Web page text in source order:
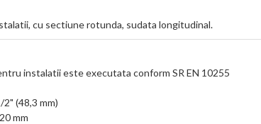
cu sectiune rotunda, sudata longitudinal.
instalatii este executata conform SR EN 10255
(48,3 mm)
mm